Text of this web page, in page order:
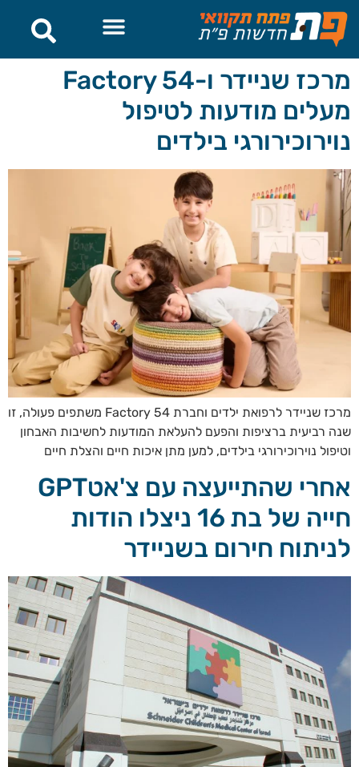
לתוכן
מרכז שניידר ו-Factory 54
מעלים מודעות לטיפול
נוירוכירורגי בילדים
מרכז שניידר לרפואת ילדים וחברת Factory 54 משתפים פעולה, זו
שנה רביעית ברציפות והפעם להעלאת המודעות לחשיבות האבחון
וטיפול נוירוכירורגי בילדים, למען מתן איכות חיים והצלת חיים
אחרי שהתייעצה עם צ'אטGPT
חייה של בת 16 ניצלו הודות
לניתוח חירום בשניידר